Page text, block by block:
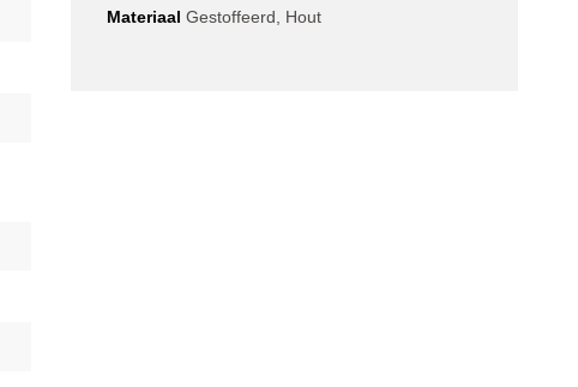
Materiaal Gestoffeerd, Hout